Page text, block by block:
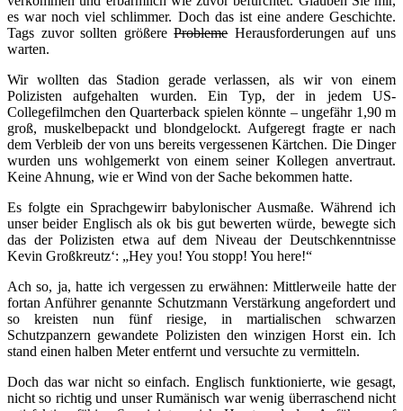
es war noch viel schlimmer. Doch das ist eine andere Geschichte.
Tags zuvor sollten größereProblemeHerausforderungen auf uns
warten.
Wir wollten das Stadion gerade verlassen, als wir von einem
Polizisten aufgehalten wurden. Ein Typ, der in jedem US-
Collegefilmchen den Quarterback spielen könnte – ungefähr 1,90 m
groß, muskelbepackt und blondgelockt. Aufgeregt fragte er nach
dem Verbleib der von uns bereits vergessenen Kärtchen. Die Dinger
wurden uns wohlgemerkt von einem seiner Kollegen anvertraut.
Keine Ahnung, wie er Wind von der Sache bekommen hatte.
Es folgte ein Sprachgewirr babylonischer Ausmaße. Während ich
unser beider Englisch als ok bis gut bewerten würde, bewegte sich
das der Polizisten etwa auf dem Niveau der Deutschkenntnisse
Kevin Großkreutz‘: „Hey you! You stopp! You here!“
Ach so, ja, hatte ich vergessen zu erwähnen: Mittlerweile hatte der
fortan Anführer genannte Schutzmann Verstärkung angefordert und
so kreisten nun fünf riesige, in martialischen schwarzen
Schutzpanzern gewandete Polizisten den winzigen Horst ein. Ich
stand einen halben Meter entfernt und versuchte zu vermitteln.
Doch das war nicht so einfach. Englisch funktionierte, wie gesagt,
nicht so richtig und unser Rumänisch war wenig überraschend nicht